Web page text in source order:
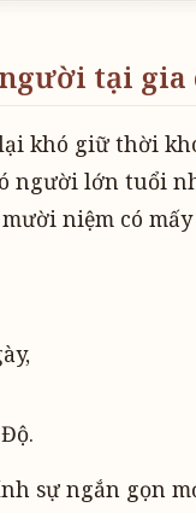
tại gia
khó giữ thời
người lớn tuổi
niệm có
sự ngắn gọn